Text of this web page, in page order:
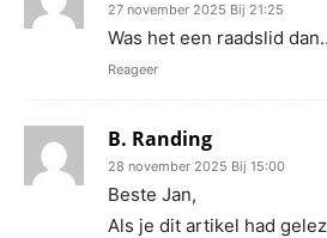
27 november 2025 Bij 21:25
Was het een raadslid
Reageer
B. Randing
28 november 2025 Bij 15:00
Beste Jan,
Als je dit artikel had